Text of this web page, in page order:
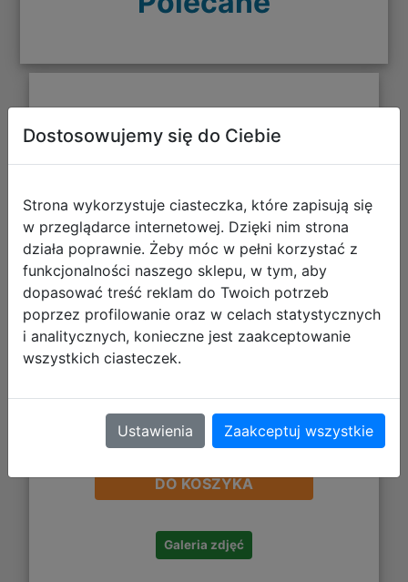
CoolPack Zestaw Szkolny Seafish
5el. Plecak Jerry F029963 + Worek
F159963 + Piórnik F066963 +
253,94 zł
DO KOSZYKA
Galeria zdjęć
Dostosowujemy się do Ciebie
Strona wykorzystuje ciasteczka, które zapisują się
w przeglądarce internetowej. Dzięki nim strona
działa poprawnie. Żeby móc w pełni korzystać z
funkcjonalności naszego sklepu, w tym, aby
dopasować treść reklam do Twoich potrzeb
poprzez profilowanie oraz w celach statystycznych
i analitycznych, konieczne jest zaakceptowanie
wszystkich ciasteczek.
Ustawienia Zaakceptuj wszystkie